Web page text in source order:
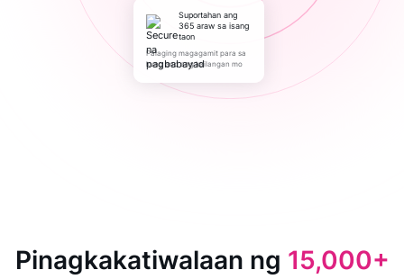
Suportahan ang
365 araw sa isang
taon
Palaging magagamit para sa
kung ano ang kailangan mo
Pinagkakatiwalaan ng 15,000+